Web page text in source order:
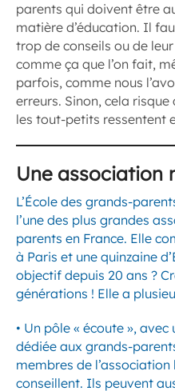
parents qui doivent être
matière d’éducation. Il
trop de conseils ou de leur
comme ça que l’on fait,
parfois, comme nous
erreurs. Sinon, cela
les tout-petits ressentent
Une association
L’École des grands-
l’une des plus grandes
parents en France. Elle
à Paris et une quinzaine
objectif depuis 20 ans ?
générations ! Elle a
• Un pôle « écoute »,
dédiée aux grands-
membres de
conseillent. Ils peuvent